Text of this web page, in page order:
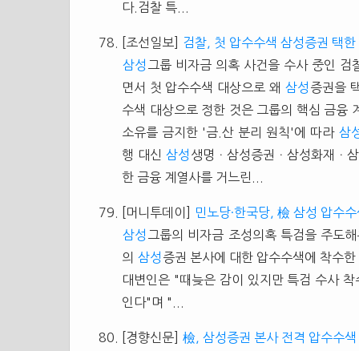
다.검찰 특...
[조선일보]
검찰, 첫 압수수색 삼성증권 택한
삼성 그룹 비자금 의혹 사건을 수사 중인
면서 첫 압수수색 대상으로 왜 삼성 증권을
수색 대상으로 정한 것은 그룹의 핵심 금융
소유를 금지한 '금.산 분리 원칙'에 따라 삼
행 대신 삼성 생명ㆍ삼성증권ㆍ삼성화재ㆍ
한 금융 계열사를 거느린...
[머니투데이]
민노당·한국당, 檢 삼성 압수
삼성 그룹의 비자금 조성의혹 특검을 주도
의 삼성 증권 본사에 대한 압수수색에 착수
대변인은 "때늦은 감이 있지만 특검 수사
인다"며 "...
[경향신문] 檢, 삼성증권 본사 전격 압수수색